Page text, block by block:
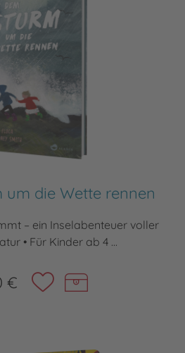
um die Wette rennen
– ein Inselabenteuer voller
• Für Kinder ab 4 ...
€